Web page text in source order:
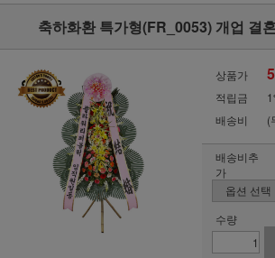
축하화환 특가형(FR_0053) 개업 결
상품가
적립금
배송비
(
배송비추
가
수량